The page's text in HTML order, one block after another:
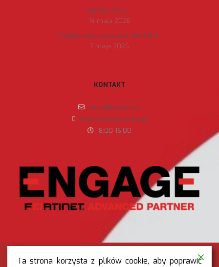
FortiOS 7.4.12
14 maja 2026
FortiMail Appliance and VM 8.0.0
7 maja 2026
KONTAKT
biuro@b-and-b.pl
https://www.b-and-b.pl
8:00-16:00
Ta strona korzysta z plików cookie, aby poprawić